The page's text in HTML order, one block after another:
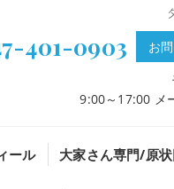
401-0903 お
9:00～17:00 メ
ール 大家さん専門/原